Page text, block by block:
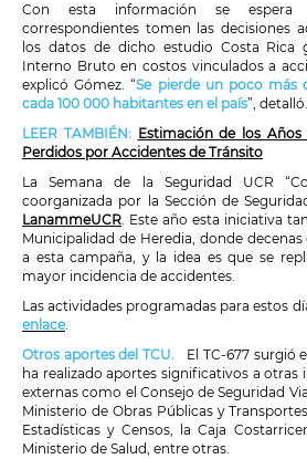
Con esta información se espera
correspondientes tomen las decisiones
los datos de dicho estudio Costa Rica
Interno Bruto en costos vinculados a
explicó Gómez. “Se pierde un poco más
cada 100 000 habitantes en el país”, detalló.
LEER TAMBIÉN: Estimación de los
Perdidos por Accidentes de Tránsito
La Semana de la Seguridad UCR
coorganizada por la Sección de
LanammeUCR. Este año esta iniciativa
Municipalidad de Heredia, donde
a esta campaña, y la idea es que se
mayor incidencia de accidentes.
Las actividades programadas para estos
enlace.
Otros aportes del TCU.
El TC-677 surgió
ha realizado aportes significativos a otras
externas como el Consejo de Seguridad
Ministerio de Obras Públicas y
Estadísticas y Censos, la Caja
Ministerio de Salud, entre otras.